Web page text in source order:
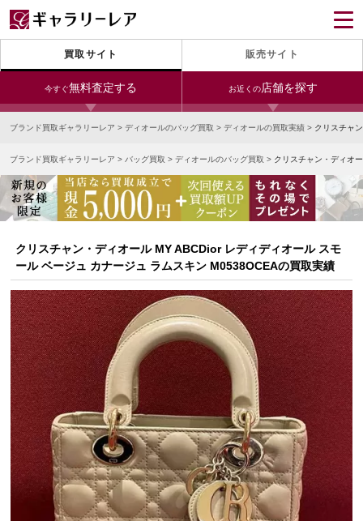
買取サイト 販売サイト
今すぐ無料査定する お近くの店舗を探す
24時間受付（対応時間10:00～19:00）
宅配買取を申し込む
無料の宅配キットをお届けします
今すぐ電話査定
受付時間 10:00～19:00
銀座本店 青山表参道店 新宿東口店
小田急新宿店 LAB東京 名古屋大須店
なんば店 神戸元町(三宮)店 LAB大阪
中野ブロードウェイ
宅配買取を申し込む
無料の宅配キットをお届けします
ブランド買取ギャラリーレア > ディオールのバッグ買取 > ディオールの買取実績 > クリスチャ
ブランド買取ギャラリーレア > バッグ買取 > ディオールのバッグ買取 > クリスチャン・ディオ
クリスチャン・ディオール MY ABCDior レディディオール スモ
ール ベージュ カナージュ ラムスキン M0538OCEAの買取実績